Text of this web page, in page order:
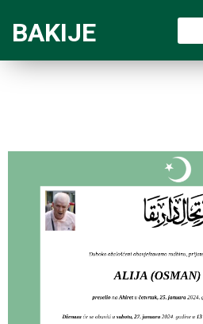
BAKIJE